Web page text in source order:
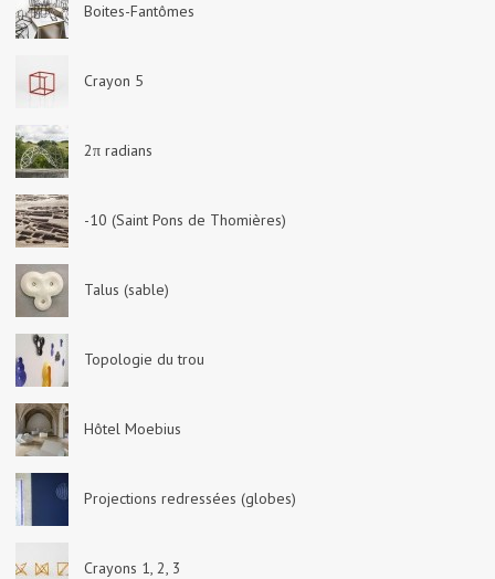
Boites-Fantômes
Crayon 5
2π radians
-10 (Saint Pons de Thomières)
Talus (sable)
Topologie du trou
Hôtel Moebius
Projections redressées (globes)
Crayons 1, 2, 3